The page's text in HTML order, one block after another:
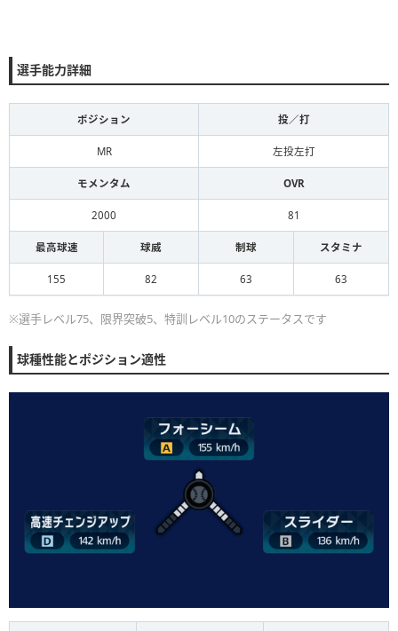
選手能力詳細
ポジション 投／打
MR 左投左打
モメンタム OVR
2000 81
最高球速 球威 制球 スタミナ
155 82 63 63
※選手レベル75、限界突破5、特訓レベル10のステータスです
球種性能とポジション適性